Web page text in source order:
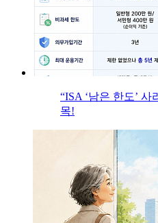
“ISA ‘남은 한도’
목!